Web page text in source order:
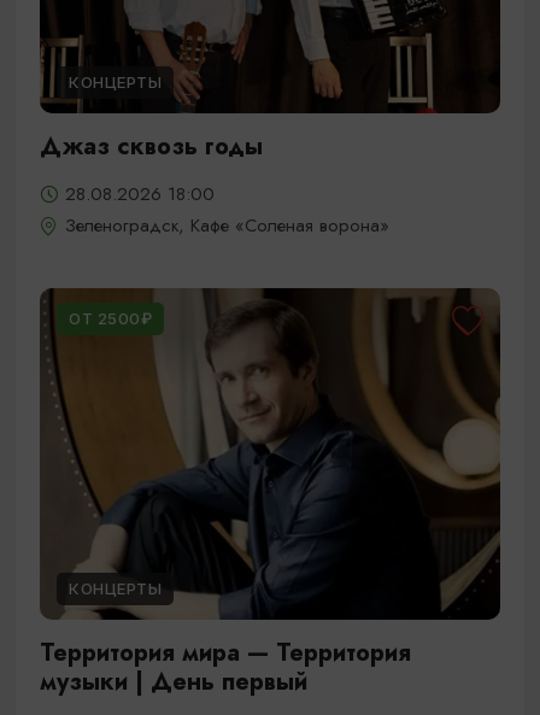
КОНЦЕРТЫ
Джаз сквозь годы
28.08.2026 18:00
Зеленоградск, Кафе «Соленая ворона»
ОТ 2500₽
КОНЦЕРТЫ
Территория мира — Территория
музыки | День первый